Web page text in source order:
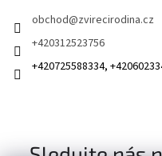
obchod@zvirecirodina.cz
+420312523756
+420725588334,